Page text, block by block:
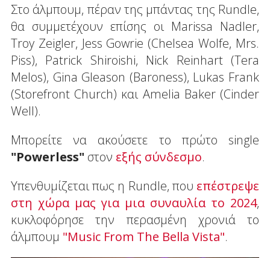
Στο άλμπουμ, πέραν της μπάντας της Rundle,
θα συμμετέχουν επίσης οι Marissa Nadler,
Troy Zeigler, Jess Gowrie (Chelsea Wolfe, Mrs.
Piss), Patrick Shiroishi, Nick Reinhart (Tera
Melos), Gina Gleason (Baroness), Lukas Frank
(Storefront Church) και Amelia Baker (Cinder
Well).
Μπορείτε να ακούσετε το πρώτο single
"Powerless" στον εξής σύνδεσμο.
Υπενθυμίζεται πως η Rundle, που επέστρεψε
στη χώρα μας για μια συναυλία το 2024,
κυκλοφόρησε την περασμένη χρονιά το
άλμπουμ "Music From The Bella Vista".